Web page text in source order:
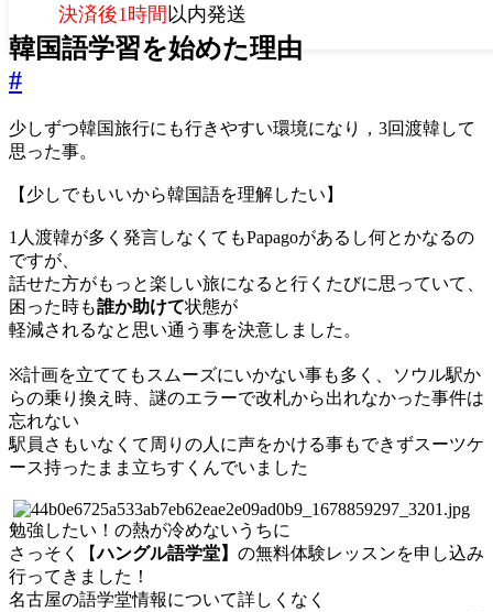
決済後1時間以内発送
韓国語学習を始めた理由
#
少しずつ韓国旅行にも行きやすい環境になり， 3回渡韓して
思った事。
【少しでもいいから韓国語を理解したい】
1 人渡韓が多く発言しなくてもPapagoがあるし何とかなるの
ですが、
話せた方がもっと楽しい旅になると行くたびに思っていて、
困った時も誰か助けて状態が
軽減されるなと思い通う事を決意しました。
⁡※計画を立ててもスムーズにいかない事も多く、ソウル駅か
らの乗り換え時、謎のエラーで改札から出れなかった事件は
忘れない
駅員さもいなくて周りの人に声をかける事もできずスーツケ
ース持ったまま立ちすくんでいました
勉強したい！の熱が冷めないうちに
さっそく【ハングル語学堂】 ​の無料体験レッスンを申し込み
行ってきました！
名古屋の語学堂情報について詳しくなく